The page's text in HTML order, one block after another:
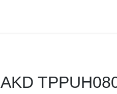
AKD TPPUH080